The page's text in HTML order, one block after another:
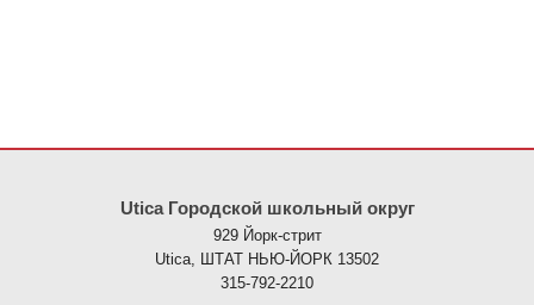
Utica Городской школьный округ
929 Йорк-стрит
Utica, ШТАТ НЬЮ-ЙОРК 13502
315-792-2210